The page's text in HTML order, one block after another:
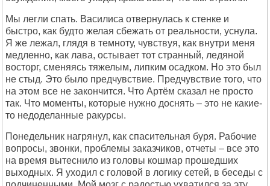
Мы легли спать. Василиса отвернулась к стенке и
быстро, как будто желая сбежать от реальности, уснула.
Я же лежал, глядя в темноту, чувствуя, как внутри меня
медленно, как лава, остывает тот странный, ледяной
восторг, сменяясь тяжелым, липким осадком. Но это был
не стыд. Это было предчувствие. Предчувствие того, что
на этом все не закончится. Что Артём сказал не просто
так. Что моменты, которые нужно доснять – это не какие-
то недоделанные ракурсы.
Понедельник нагрянул, как спасительная буря. Рабочие
вопросы, звонки, проблемы заказчиков, отчеты – все это
на время вытеснило из головы кошмар прошедших
выходных. Я уходил с головой в логику сетей, в беседы с